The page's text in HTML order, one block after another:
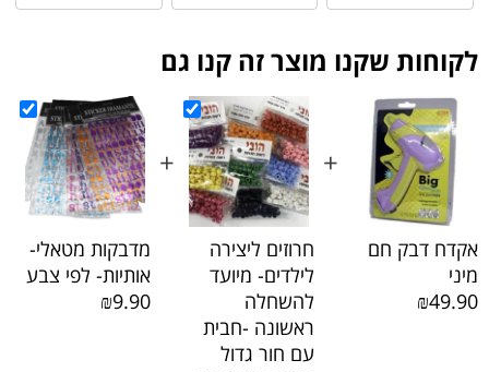
לקוחות שקנו מוצר זה קנו גם
אקדח דבק חם
מיני
₪49.90
+
חרוזים ליצירה
לילדים- מיועד
להשחלה
ראשונה -חבית
עם חור גדול
+
מדבקות מטאלי-
אותיות- לפי צבע
₪9.90